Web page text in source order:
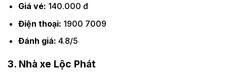
Giá vé: 140.000 đ
Điện thoại: 1900 7009
Đánh giá: 4.8/5
3. Nhà xe Lộc Phát